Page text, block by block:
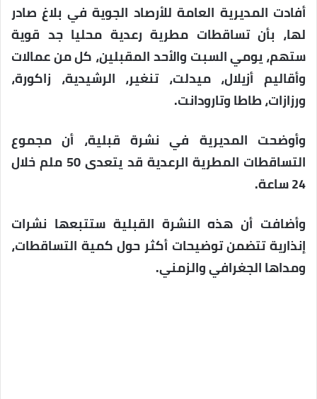
أفادت المديرية العامة للأرصاد الجوية في بلاغ صادر
لها، بأن تساقطات مطرية رعدية محليا جد قوية
ستهم، يومي السبت والأحد المقبلين، كل من عمالات
وأقاليم أزيلال، ميدلت، تنغير، الرشيدية، زاكورة،
ورزازات، طاطا وتارودانت.
وأوضحت المديرية في نشرة قبلية، أن مجموع
التساقطات المطرية الرعدية قد يتعدى 50 ملم خلال
24 ساعة.
وأضافت أن هذه النشرة القبلية ستتبعها نشرات
إنذارية تتضمن توضيحات أكثر حول كمية التساقطات،
ومداها الجغرافي والزمني.